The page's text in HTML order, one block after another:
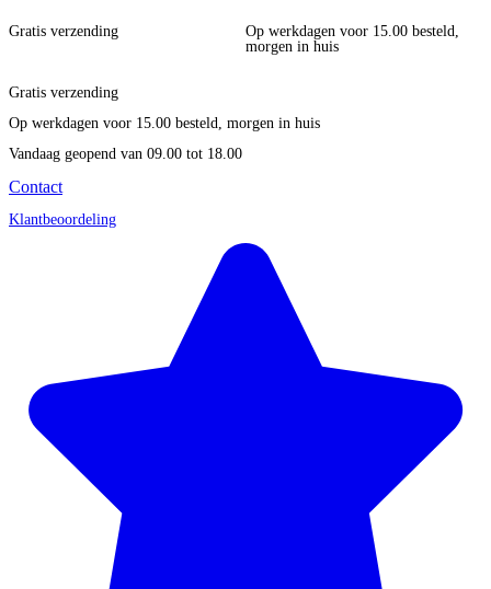
Gratis verzending
Op werkdagen voor 15.00 besteld,
morgen in huis
Gratis verzending
Op werkdagen voor 15.00 besteld, morgen in huis
Vandaag geopend van 09.00 tot 18.00
Contact
Klantbeoordeling